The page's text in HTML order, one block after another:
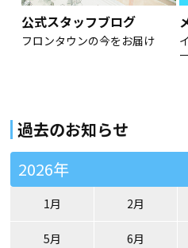
公式スタッフブログ
フロンタウンの今をお届け
過去のお知らせ
2026年
1月 2月
5月 6月